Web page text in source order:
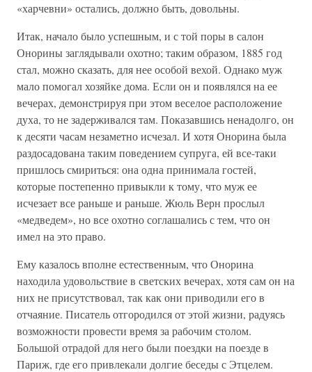
«харчевни» остались, должно быть, довольны.
Итак, начало было успешным, и с той поры в салон
Онорины заглядывали охотно; таким образом, 1885 год
стал, можно сказать, для нее особой вехой. Однако муж
мало помогал хозяйке дома. Если он и появлялся на ее
вечерах, демонстрируя при этом веселое расположение
духа, то не задерживался там. Показавшись ненадолго, он
к десяти часам незаметно исчезал. И хотя Онорина была
раздосадована таким поведением супруга, ей все-таки
пришлось смириться: она одна принимала гостей,
которые постепенно привыкли к тому, что муж ее
исчезает все раньше и раньше. Жюль Верн прослыл
«медведем», но все охотно соглашались с тем, что он
имел на это право.
Ему казалось вполне естественным, что Онорина
находила удовольствие в светских вечерах, хотя сам он на
них не присутствовал, так как они приводили его в
отчаяние. Писатель отгородился от этой жизни, радуясь
возможности провести время за рабочим столом.
Большой отрадой для него были поездки на поезде в
Париж, где его привлекали долгие беседы с Этцелем.